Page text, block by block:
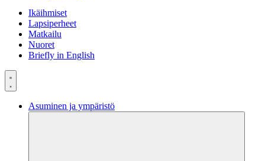
Ikäihmiset
Lapsiperheet
Matkailu
Nuoret
Briefly in English
Asuminen ja ympäristö